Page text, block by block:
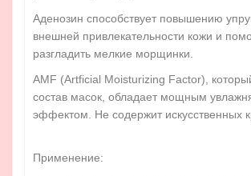
Аденозин способствует повышению
внешней привлекательности кожи и
разгладить мелкие морщинки.
AMF (Artficial Moisturizing Factor),
состав масок, обладает мощным
эффектом. Не содержит искусственных
Применение: